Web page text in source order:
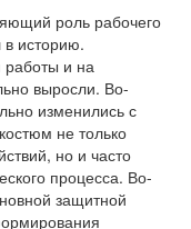
роль рабочего
в историю.
работы и на
выросли. Во-
изменились с
не только
но и часто
процесса. Во-
защитной